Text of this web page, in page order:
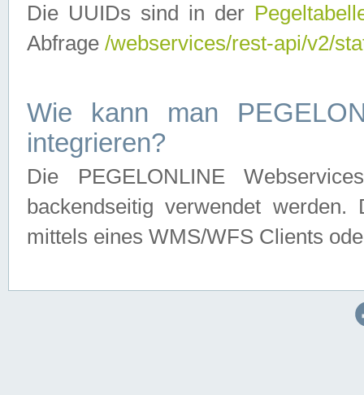
Die UUIDs sind in der
Abfrage /webservices/rest-api/v2/
Wie kann man
integrieren?
Die PEGELONLINE
backendseitig verwendet
mittels eines WMS/WFS Clients